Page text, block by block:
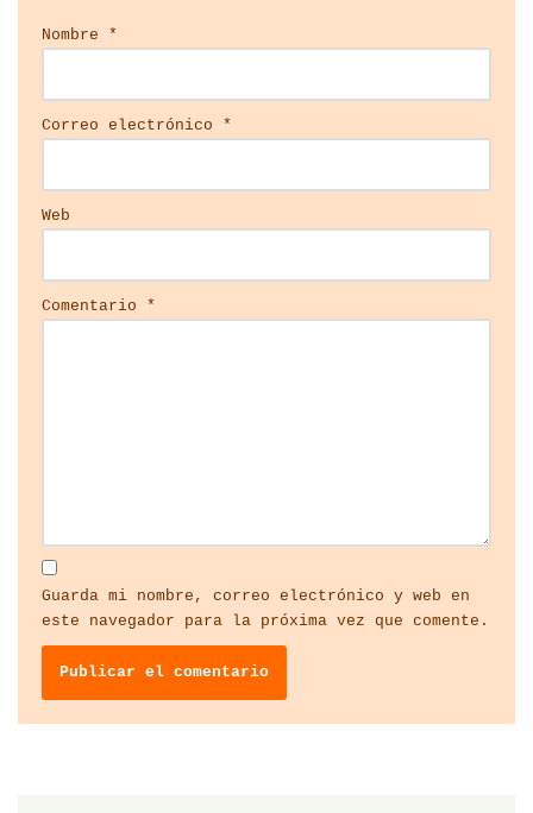
Nombre *
Correo electrónico *
Web
Comentario *
Guarda mi nombre, correo electrónico y web en
este navegador para la próxima vez que comente.